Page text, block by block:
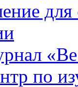
для
по